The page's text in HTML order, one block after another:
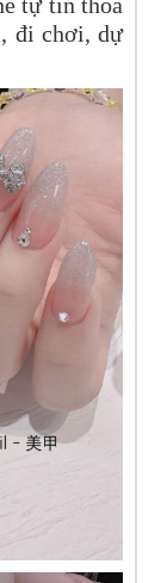
đi chơi, dự